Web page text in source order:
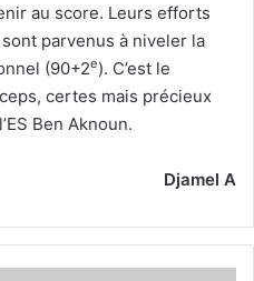
au score. Leurs efforts
sont parvenus à niveler la
(90+2e). C’est le
certes mais précieux
Ben Aknoun.
Djamel A